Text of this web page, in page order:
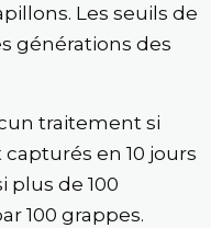
Les seuils de
générations des
traitement si
en 10 jours
plus de 100
100 grappes.